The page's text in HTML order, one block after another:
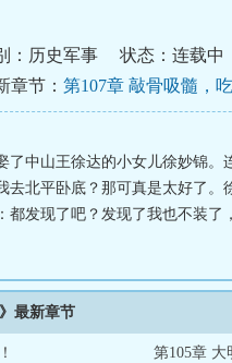
：历史军事
状态：连载中
章节： 第107章 敲骨吸髓，
了中山王徐达的小女儿徐妙锦。
去北平卧底？那可真是太好了。
都发现了吧？发现了我也不装了
最新章节
第105章 大